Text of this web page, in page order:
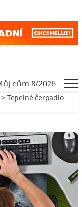
> Tepelné čerpadlo